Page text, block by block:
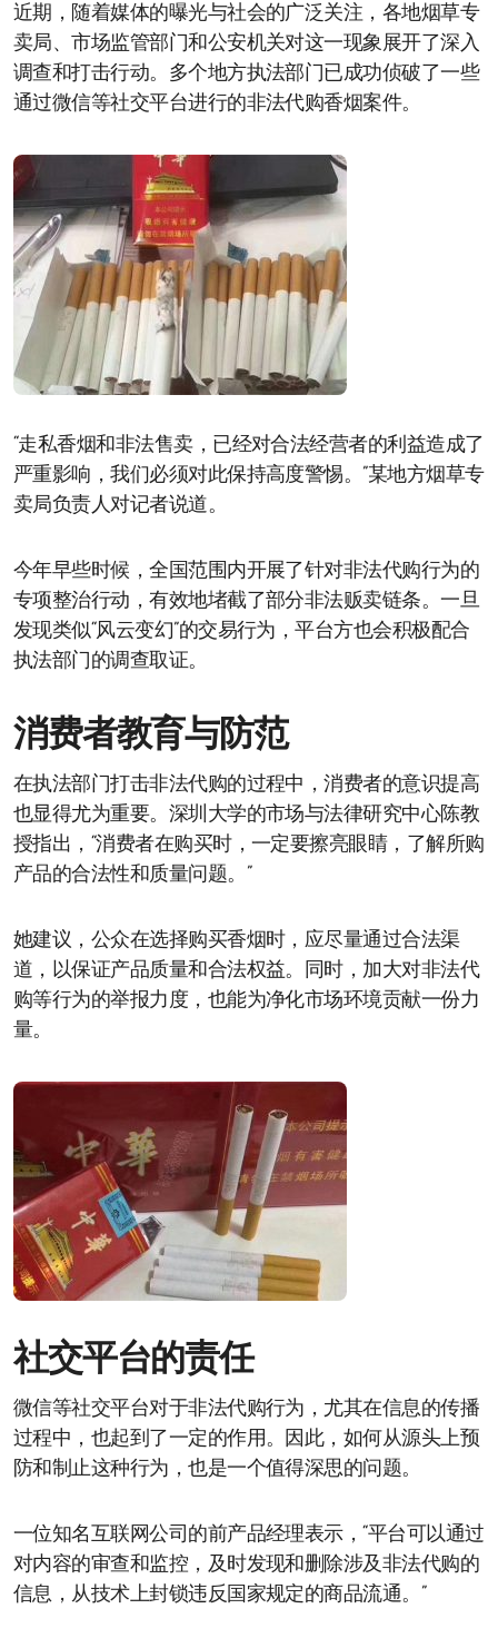
近期，随着媒体的曝光与社会的广泛关注，各地烟草专
卖局、市场监管部门和公安机关对这一现象展开了深入
调查和打击行动。多个地方执法部门已成功侦破了一些
通过微信等社交平台进行的非法代购香烟案件。
“走私香烟和非法售卖，已经对合法经营者的利益造成了
严重影响，我们必须对此保持高度警惕。”某地方烟草专
卖局负责人对记者说道。
今年早些时候，全国范围内开展了针对非法代购行为的
专项整治行动，有效地堵截了部分非法贩卖链条。一旦
发现类似“风云变幻”的交易行为，平台方也会积极配合
执法部门的调查取证。
消费者教育与防范
在执法部门打击非法代购的过程中，消费者的意识提高
也显得尤为重要。深圳大学的市场与法律研究中心陈教
授指出，“消费者在购买时，一定要擦亮眼睛，了解所购
产品的合法性和质量问题。”
她建议，公众在选择购买香烟时，应尽量通过合法渠
道，以保证产品质量和合法权益。同时，加大对非法代
购等行为的举报力度，也能为净化市场环境贡献一份力
量。
社交平台的责任
微信等社交平台对于非法代购行为，尤其在信息的传播
过程中，也起到了一定的作用。因此，如何从源头上预
防和制止这种行为，也是一个值得深思的问题。
一位知名互联网公司的前产品经理表示，“平台可以通过
对内容的审查和监控，及时发现和删除涉及非法代购的
信息，从技术上封锁违反国家规定的商品流通。”